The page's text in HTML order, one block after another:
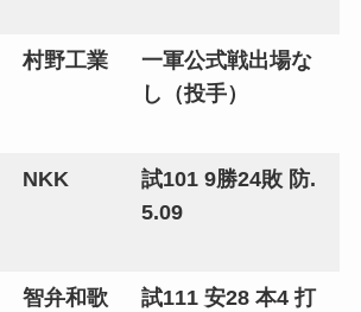
村野工業
一軍公式戦出場な
し（投手）
NKK
試101 9勝24敗 防.
5.09
智弁和歌
試111 安28 本4 打